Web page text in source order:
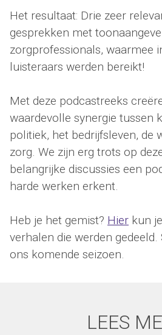
Het resultaat: Drie zeer
gesprekken met
zorgprofessionals, waarmee
luisteraars werden bereikt!
Met deze podcastreeks
waardevolle synergie tussen
politiek, het bedrijfsleven, de
zorg. We zijn erg trots op
belangrijke discussies een
harde werken erkent.
Heb je het gemist? Hier kun
verhalen die werden
ons komende seizoen.
LEES